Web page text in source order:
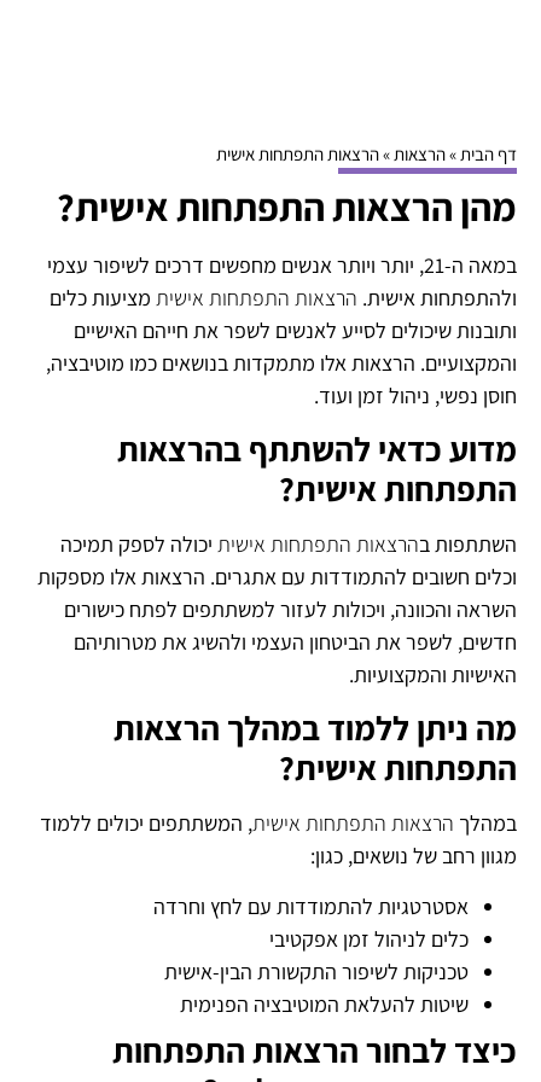
דף הבית »הרצאות »הרצאות התפתחות אישית
מהן הרצאות התפתחות אישית?
במאה ה-21, יותר ויותר אנשים מחפשים דרכים לשיפור עצמי
ולהתפתחות אישית. הרצאות התפתחות אישית מציעות כלים
ותובנות שיכולים לסייע לאנשים לשפר את חייהם האישיים
והמקצועיים. הרצאות אלו מתמקדות בנושאים כמו מוטיבציה,
חוסן נפשי, ניהול זמן ועוד.
מדוע כדאי להשתתף בהרצאות
התפתחות אישית?
השתתפות בהרצאות התפתחות אישית יכולה לספק תמיכה
וכלים חשובים להתמודדות עם אתגרים. הרצאות אלו מספקות
השראה והכוונה, ויכולות לעזור למשתתפים לפתח כישורים
חדשים, לשפר את הביטחון העצמי ולהשיג את מטרותיהם
האישיות והמקצועיות.
מה ניתן ללמוד במהלך הרצאות
התפתחות אישית?
במהלך הרצאות התפתחות אישית, המשתתפים יכולים ללמוד
מגוון רחב של נושאים, כגון:
אסטרטגיות להתמודדות עם לחץ וחרדה
כלים לניהול זמן אפקטיבי
טכניקות לשיפור התקשורת הבין-אישית
שיטות להעלאת המוטיבציה הפנימית
כיצד לבחור הרצאות התפתחות